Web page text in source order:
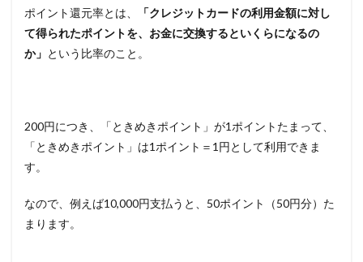
ポイント還元率とは、
「クレジットカードの利用金額に対し
て得られたポイントを、お金に交換するといくらになるの
か」 という比率のこと。
200円につき、「ときめきポイント」が1ポイントたまって、
「ときめきポイント」は1ポイント＝1円として利用できま
す。
なので、例えば10,000円支払うと、50ポイント（50円分）た
まります。